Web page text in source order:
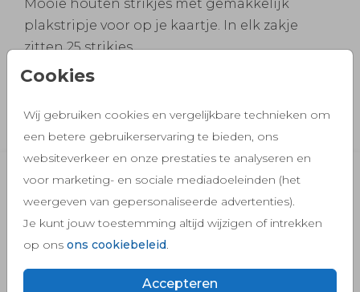
Cookies
Wij gebruiken cookies en vergelijkbare technieken om
een betere gebruikerservaring te bieden, ons
websiteverkeer en onze prestaties te analyseren en
voor marketing- en sociale mediadoeleinden (het
weergeven van gepersonaliseerde advertenties).
Je kunt jouw toestemming altijd wijzigen of intrekken
op ons ons cookiebeleid.
Accepteren
Mooie houten strikjes met gemakkelijk
plakstripje voor op je kaartje. In elk zakje
zitten 25 strikjes.
Prijs:3,95
Gratis 1e proefdruk
Voor de eerste glimlach
Van meer dan 2757 ouders